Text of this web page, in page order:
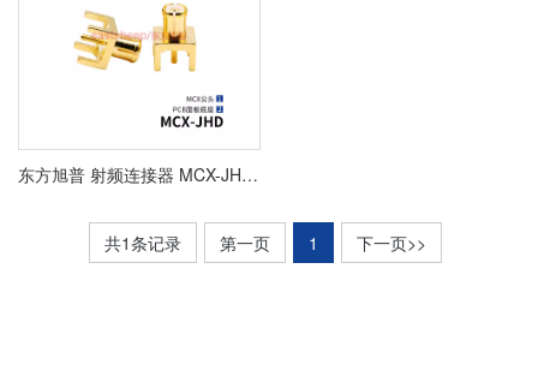
东方旭普 射频连接器 MCX-JHD MCX-JWHD MCX-KHD MCX-KWHD PCB印制板插座 MCX-JE 天线座
共1条记录 第一页 1 下一页>>